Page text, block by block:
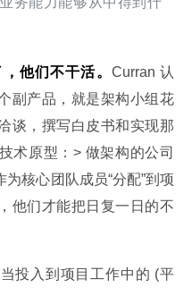
他们不干活。 Curran 认
副产品，就是架构小组花
谈，撰写白皮书和实现那
术原型：> 做架构的公司
核心团队成员“分配”到项
他们才能把日复一日的不
投入到项目工作中的 (平